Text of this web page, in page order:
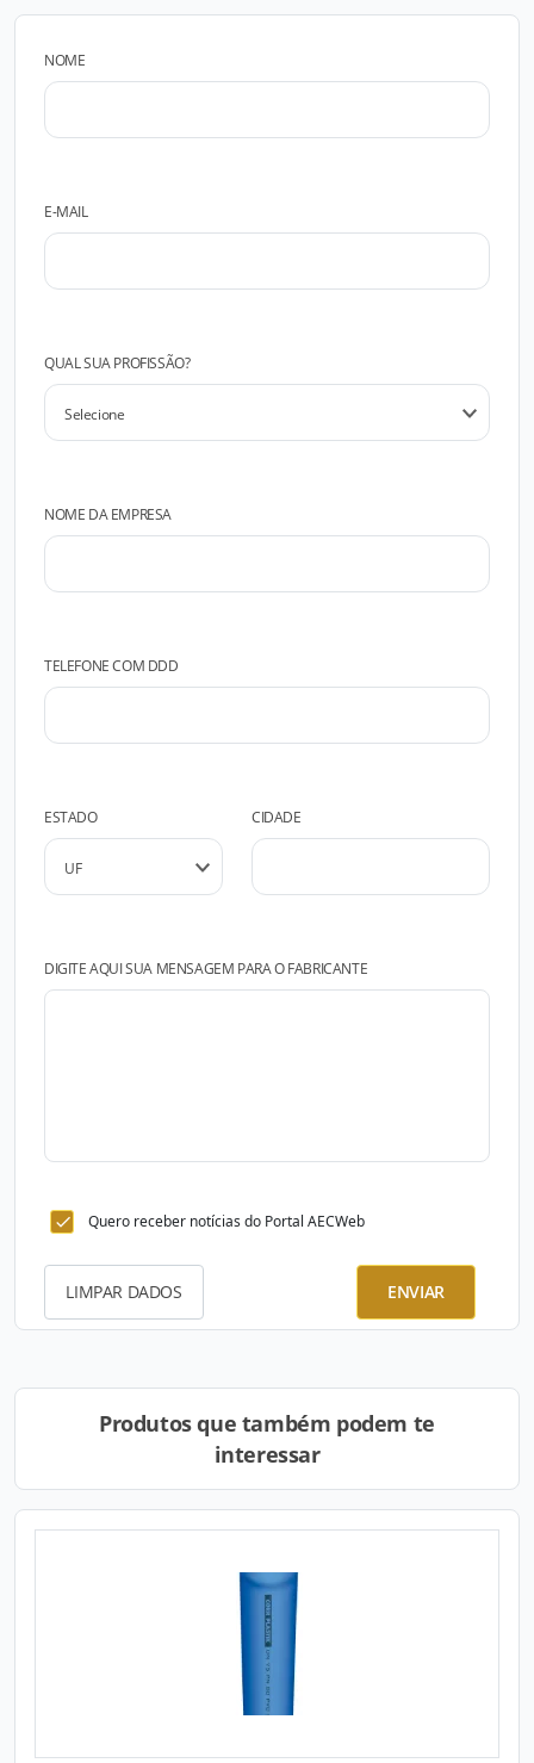
NOME
E-MAIL
QUAL SUA PROFISSÃO?
NOME DA EMPRESA
TELEFONE COM DDD
ESTADO CIDADE
DIGITE AQUI SUA MENSAGEM PARA O FABRICANTE
Quero receber notícias do Portal AECWeb
LIMPAR DADOS ENVIAR
Produtos que também podem te
interessar